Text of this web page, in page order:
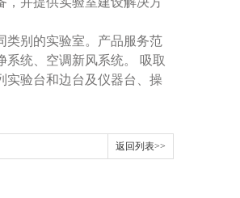
类别的实验室。产品服务范
系统、空调新风系统。 吸取
实验台和边台及仪器台、操
返回列表>>